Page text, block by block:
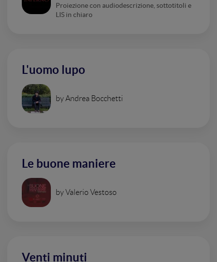
Proiezione con audiodescrizione, sottotitoli e
LIS in chiaro
L'uomo lupo
by Andrea Bocchetti
Le buone maniere
by Valerio Vestoso
Venti minuti